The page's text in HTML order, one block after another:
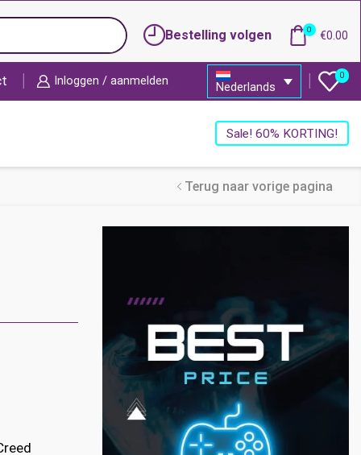
Bestelling volgen 0 €0.00
Inloggen / aanmelden Nederlands
0
Sale! 60% KORTING!
Terug naar vorige pagina